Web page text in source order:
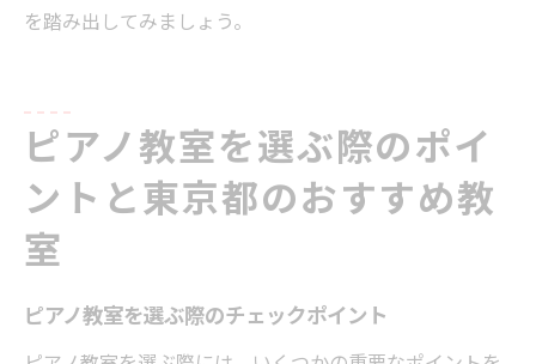
を踏み出してみましょう。
ピアノ教室を選ぶ際のポイ
ントと東京都のおすすめ教
室
ピアノ教室を選ぶ際のチェックポイント